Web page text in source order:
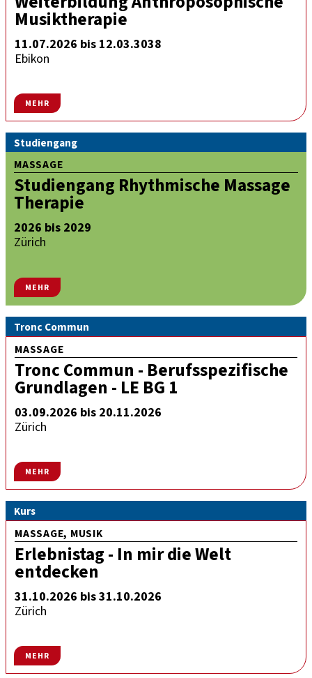
Musiktherapie
11.07.2026 bis 12.03.3038
Ebikon
MEHR
Studiengang
MASSAGE
Studiengang Rhythmische Massage
Therapie
2026 bis 2029
Zürich
MEHR
Tronc Commun
MASSAGE
Tronc Commun - Berufsspezifische
Grundlagen - LE BG 1
03.09.2026 bis 20.11.2026
Zürich
MEHR
Kurs
MASSAGE, MUSIK
Erlebnistag - In mir die Welt
entdecken
31.10.2026 bis 31.10.2026
Zürich
MEHR